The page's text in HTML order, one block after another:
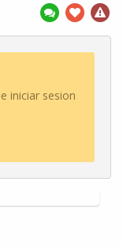
iniciar sesion